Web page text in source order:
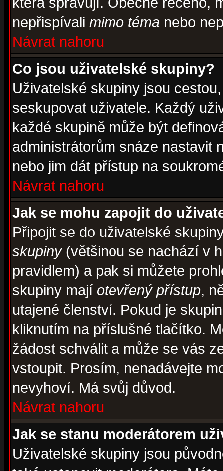
nepřispívali mimo téma nebo
Návrat nahoru
Co jsou uživatelské skupiny?
Uživatelské skupiny jsou
seskupovat uživatele. Každý
každé skupině může být
administrátorům snáze nastavit
nebo jim dát přístup na
Návrat nahoru
Jak se mohu zapojit do
Připojit se do uživatelské
skupiny(většinou se nachází v
pravidlem) a pak si můžete
skupiny mají otevřený přístup,
utajené členství. Pokud je
kliknutím na příslušné tlačítko.
žádost schválit a může se vás
vstoupit. Prosím, nenadávejte
nevyhoví. Má svůj důvod.
Návrat nahoru
Jak se stanu moderátorem
Uživatelské skupiny jsou